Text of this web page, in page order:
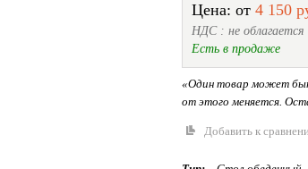
Цена: от 4 150
НДС : не облагается
Есть в продаже
«Один товар может
от этого меняется.
Добавить к